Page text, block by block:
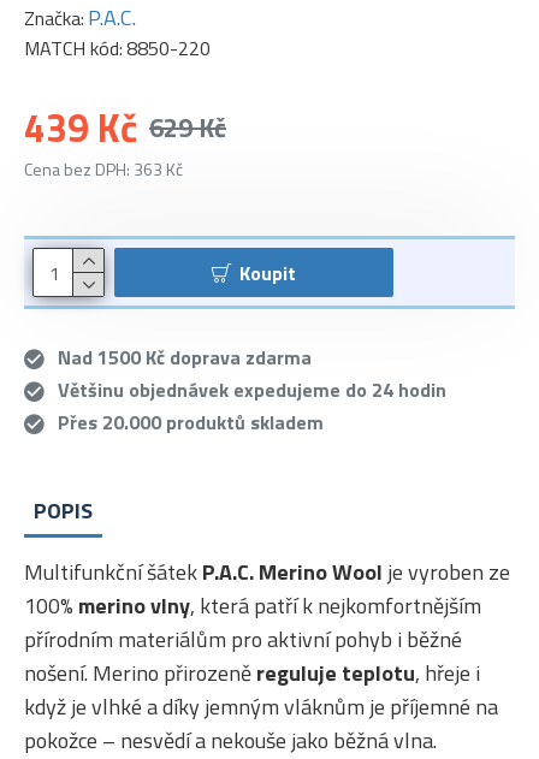
439 Kč 629 Kč
Cena bez DPH: 363 Kč
Značka: P.A.C.
MATCH kód:8850-220
Koupit
Nad 1500 Kč doprava zdarma
Většinu objednávek expedujeme do 24 hodin
Přes 20.000 produktů skladem
POPIS
Multifunkční šátekP.A.C. Merino Wool je vyroben ze
100% merino vlny, která patří k nejkomfortnějším
přírodním materiálům pro aktivní pohyb i běžné
nošení. Merino přirozeněreguluje teplotu, hřeje i
když je vlhké a díky jemným vláknům je příjemné na
pokožce – nesvědí a nekouše jako běžná vlna.